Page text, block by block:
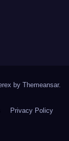
by Themeansar.
Privacy Policy